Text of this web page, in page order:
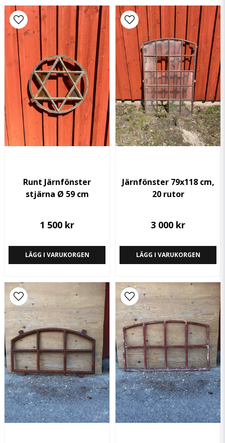
email
Mejladress
Ja, ni får publicera min fråga
Skicka fråga
Runt Järnfönster
stjärna Ø 59 cm
1 500 kr
LÄGG I VARUKORGEN
Järnfönster 79x118 cm,
20 rutor
3 000 kr
LÄGG I VARUKORGEN